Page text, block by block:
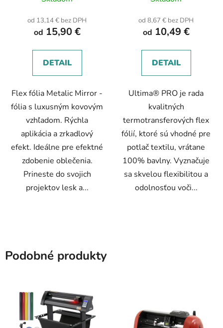
od 13,14 € bez DPH
od 15,90 €
DETAIL
Flex fólia Metalic Mirror -
fólia s luxusným kovovým
vzhľadom. Rýchla
aplikácia a zrkadlový
efekt. Ideálne pre efektné
zdobenie oblečenia.
Prineste do svojich
projektov lesk a...
od 8,67 € bez DPH
od 10,49 €
DETAIL
Ultima® PRO je rada
kvalitných
termotransferových flex
fólií, ktoré sú vhodné pre
potlač textilu, vrátane
100% bavlny. Vyznačuje
sa skvelou flexibilitou a
odolnosťou voči...
Podobné produkty